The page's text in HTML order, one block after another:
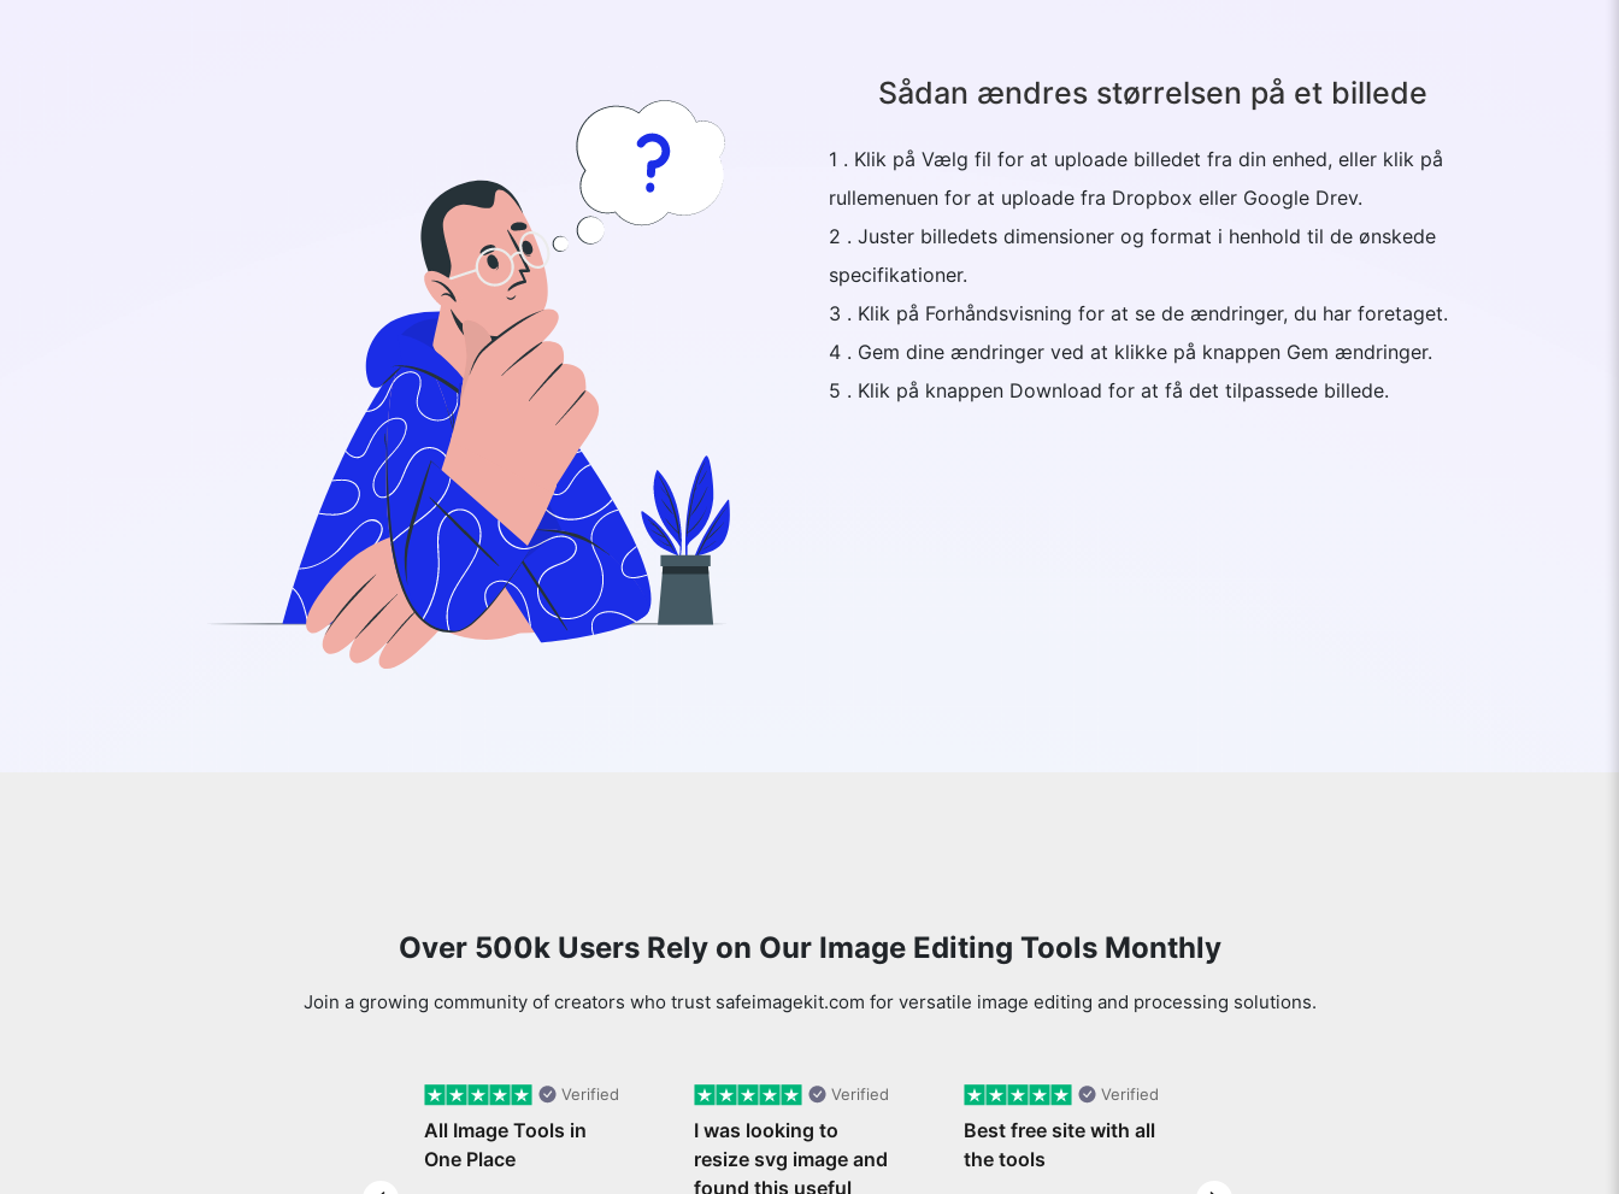
Sådan ændres størrelsen på et billede
1 . Klik på Vælg fil for at uploade billedet fra din enhed, eller klik på
rullemenuen for at uploade fra Dropbox eller Google Drev.
2 . Juster billedets dimensioner og format i henhold til de ønskede
specifikationer.
3 . Klik på Forhåndsvisning for at se de ændringer, du har foretaget.
4 . Gem dine ændringer ved at klikke på knappen Gem ændringer.
5 . Klik på knappen Download for at få det tilpassede billede.
Over 500k Users Rely on Our Image Editing Tools Monthly
Join a growing community of creators who trust safeimagekit.com for versatile image editing and processing solutions.
Verified
All Image Tools in
One Place
Verified
I was looking to
resize svg image and
found this useful
Verified
Best free site with all
the tools